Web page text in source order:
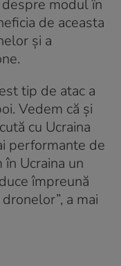
modul în
de aceasta
și a
tip de atac a
Vedem că și
cu Ucraina
performante de
Ucraina un
împreună
a mai